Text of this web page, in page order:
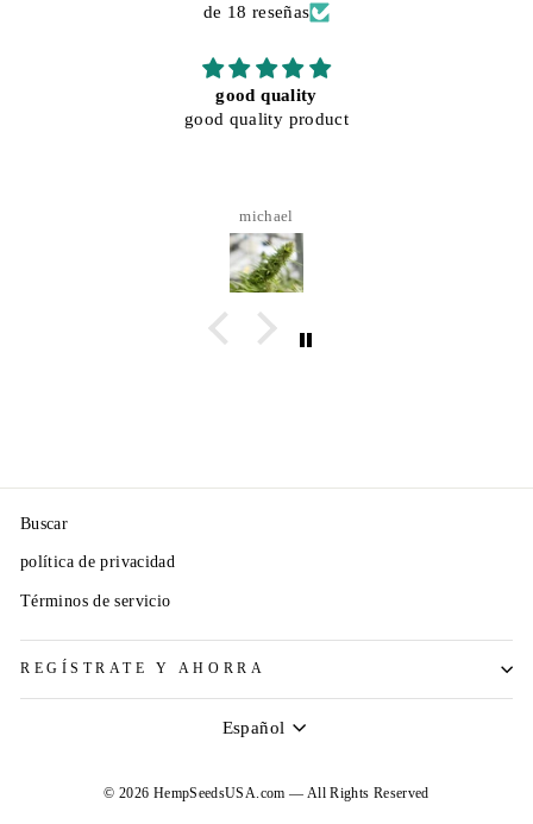
de 18 reseñas
good quality
good quality product
michael
Buscar
política de privacidad
Términos de servicio
REGÍSTRATE Y AHORRA
Idioma
Español
© 2026 HempSeedsUSA.com — All Rights Reserved